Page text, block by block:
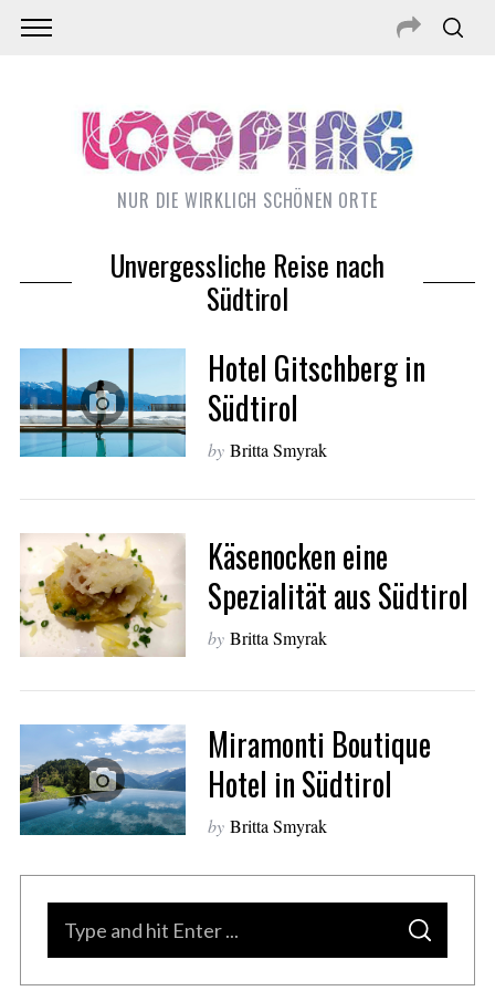
NUR DIE WIRKLICH SCHÖNEN ORTE
Unvergessliche Reise nach
Südtirol
Hotel Gitschberg in
Südtirol
by Britta Smyrak
Käsenocken eine
Spezialität aus Südtirol
by Britta Smyrak
Miramonti Boutique
Hotel in Südtirol
by Britta Smyrak
a
S
A
e
r
c
f
o
: